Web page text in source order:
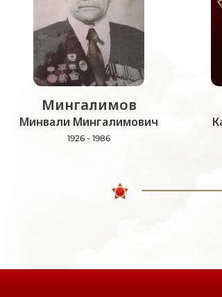
Мингалимов
Минвали Мингалимович
1926 - 1986